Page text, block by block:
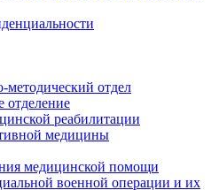
методический отдел
отделение
реабилитации
медицины
медицинской помощи
военной операции и их